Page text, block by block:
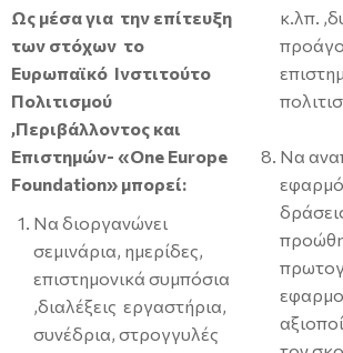
Ως μέσα για την επίτευξη
των στόχων το
Ευρωπαϊκό Ινστιτούτο
Πολιτισμού
,Περιβάλλοντος και
Επιστημών- «One Europe
Foundation» μπορεί:
Να διοργανώνει
σεμινάρια, ημερίδες,
επιστημονικά συμπόσια
,διαλέξεις εργαστήρια,
συνέδρια, στρογγυλές
κ.λπ.
Να